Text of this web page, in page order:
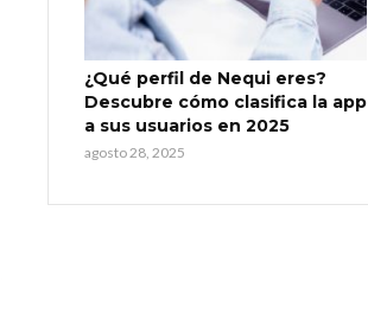
¿Qué perfil de Nequi eres?
Descubre cómo clasifica la app
a sus usuarios en 2025
agosto 28, 2025